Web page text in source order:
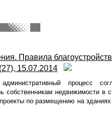
Правила
15.07.2014
процесс
собственникам недвижимости в
по размещению на